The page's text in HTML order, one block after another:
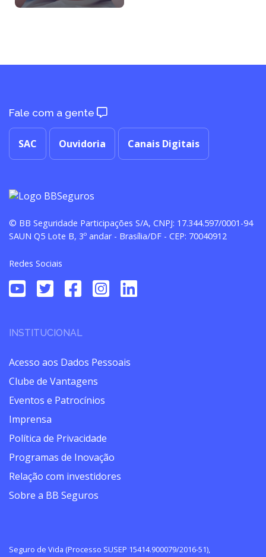
Fale com a gente
SAC Ouvidoria Canais Digitais
© BB Seguridade Participações S/A, CNPJ: 17.344.597/0001-94
SAUN Q5 Lote B, 3º andar - Brasília/DF - CEP: 70040912
Redes Sociais
INSTITUCIONAL
Acesso aos Dados Pessoais
Clube de Vantagens
Eventos e Patrocínios
Imprensa
Política de Privacidade
Programas de Inovação
Relação com investidores
Sobre a BB Seguros
Seguro de Vida (Processo SUSEP 15414.900079/2016-51),